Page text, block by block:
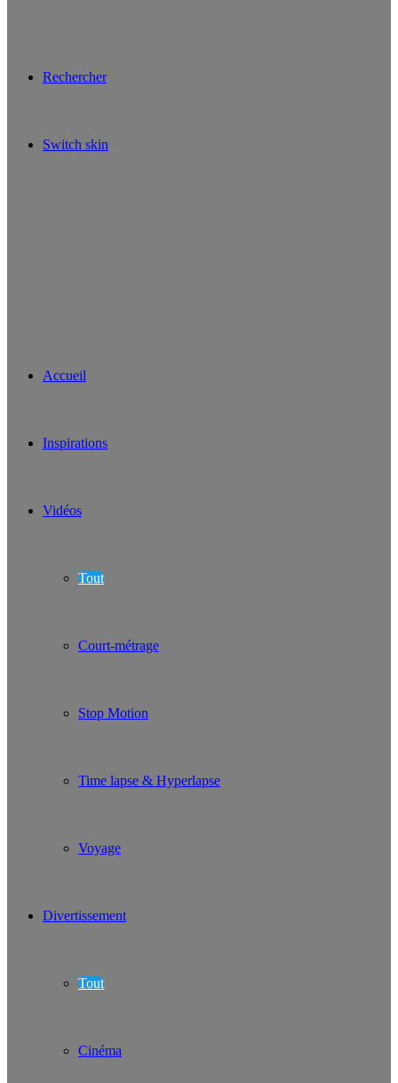
Rechercher
Switch skin
Accueil
Inspirations
Vidéos
Tout
Court-métrage
Stop Motion
Time lapse & Hyperlapse
Voyage
Divertissement
Tout
Cinéma